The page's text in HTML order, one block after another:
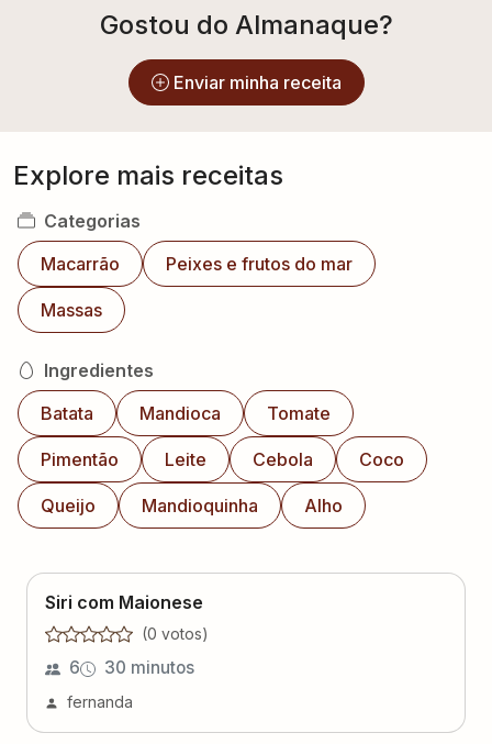
Gostou do Almanaque?
Enviar minha receita
Explore mais receitas
Categorias
Macarrão
Peixes e frutos do mar
Massas
Ingredientes
Batata
Mandioca Tomate
Pimentão Leite Cebola Coco
Queijo Mandioquinha Alho
Siri com Maionese
(0 votos)
6 30 minutos
fernanda